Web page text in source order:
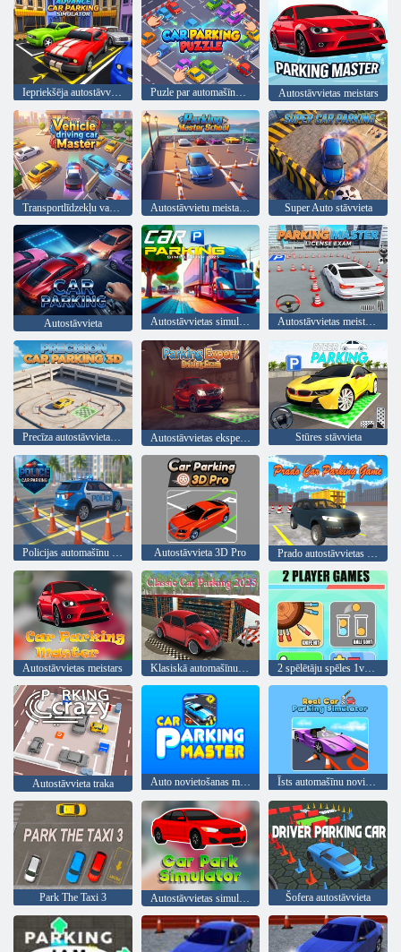
Iepriekšēja autostāvvietas simulators Puzle par automašīnu novietošanu Autostāvvietas meistars
Transportlīdzekļu vadīšanas auto meistars Autostāvvietu meistarskola Super Auto stāvvieta
Autostāvvieta Autostāvvietas simulators 2025 Autostāvvietas meistars: licences eksāmens
Precīza autostāvvieta 3D Autostāvvietas eksperts: braukšanas eksāmens Stūres stāvvieta
Policijas automašīnu stāvvieta Autostāvvieta 3D Pro Prado autostāvvietas spēle
Autostāvvietas meistars
Autostāvvieta traka Auto novietošanas meistars Īsts automašīnu novietošanas simulators
Park The Taxi 3 Autostāvvietas simulators Šofera autostāvvieta